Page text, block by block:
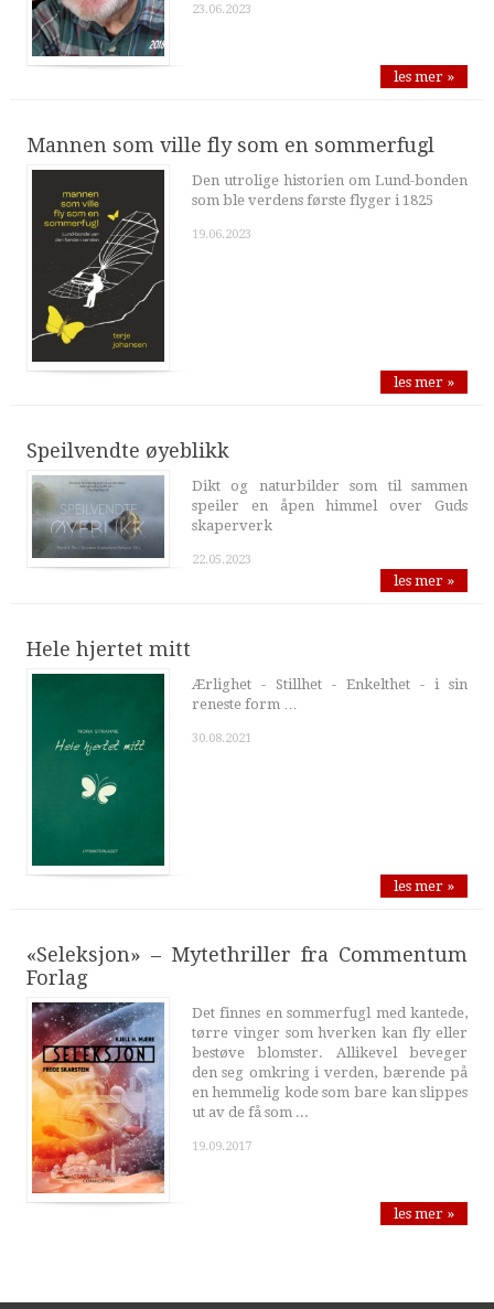
23.06.2023
les mer »
Mannen som ville fly som en sommerfugl
Den utrolige historien om Lund-bonden
som ble verdens første flyger i 1825
19.06.2023
les mer »
Speilvendte øyeblikk
Dikt og naturbilder som til sammen
speiler en åpen himmel over Guds
skaperverk
22.05.2023
les mer »
Hele hjertet mitt
Ærlighet - Stillhet - Enkelthet - i sin
reneste form …
30.08.2021
les mer »
«Seleksjon» – Mytethriller fra Commentum
Forlag
Det finnes en sommerfugl med kantede,
tørre vinger som hverken kan fly eller
bestøve blomster. Allikevel beveger
den seg omkring i verden, bærende på
en hemmelig kode som bare kan slippes
ut av de få som ...
19.09.2017
les mer »